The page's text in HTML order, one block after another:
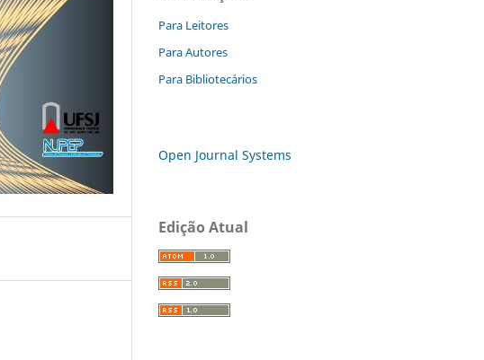
Para Leitores
Para Autores
Para Bibliotecários
Open Journal Systems
Edição Atual